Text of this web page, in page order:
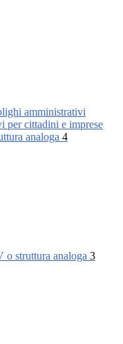
amministrativi
per cittadini e imprese
analoga 4
o struttura analoga 3